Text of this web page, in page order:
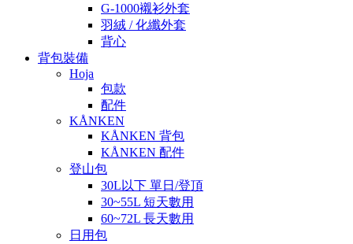
G-1000襯衫外套
羽絨 / 化纖外套
背心
背包裝備
Hoja
包款
配件
KÅNKEN
KÅNKEN 背包
KÅNKEN 配件
登山包
30L以下 單日/登頂
30~55L 短天數用
60~72L 長天數用
日用包